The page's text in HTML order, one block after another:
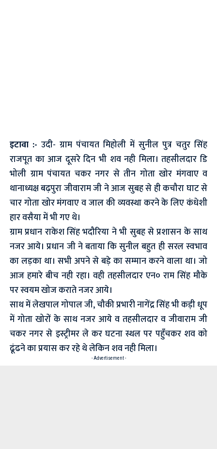
इटावा :- उदी- ग्राम पंचायत मिहोली में सुनील पुत्र चतुर सिंह
राजपूत का आज दूसरे दिन भी शव नही मिला। तहसीलदार डि
भोली ग्राम पंचायत चकर नगर से तीन गोता खोर मंगवाए व
थानाध्यक्ष बढ़पुरा जीवाराम जी ने आज सुबह से ही कचौरा घाट से
चार गोता खोर मंगवाए व जाल की व्यवस्था करने के लिए कंधेशी
हार वसैया में भी गए थे।
ग्राम प्रधान राकेश सिंह भदौरिया ने भी सुबह से प्रशासन के साथ
नजर आये। प्रधान जी ने बताया कि सुनील बहुत ही सरल स्वभाव
का लड़का था। सभी अपने से बड़े का सम्मान करने वाला था। जो
आज हमारे बीच नही रहा। वही तहसीलदार एन० राम सिंह मौके
पर स्वयम खोज कराते नजर आये।
साथ में लेखपाल गोपाल जी, चौकी प्रभारी नागेंद्र सिंह भी कड़ी धूप
में गोता खोरों के साथ नजर आये व तहसीलदार व जीवाराम जी
चकर नगर से इस्ट्रीमर ले कर घटना स्थल पर पहुँचकर शव को
ढूंढने का प्रयास कर रहे थे लेकिन शव नही मिला।
- Advertisement -